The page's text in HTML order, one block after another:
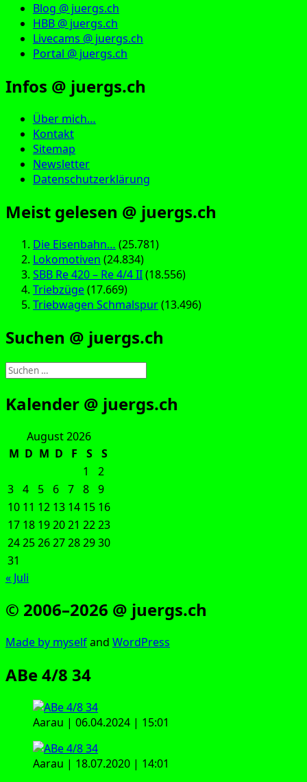
Blog @ juergs.ch
HBB @ juergs.ch
Livecams @ juergs.ch
Portal @ juergs.ch
Infos @ juergs.ch
Über mich…
Kontakt
Sitemap
Newsletter
Datenschutzerklärung
Meist gelesen @ juergs.ch
Die Eisenbahn… (25.781)
Lokomotiven (24.834)
SBB Re 420 – Re 4/4 II(18.556)
Triebzüge(17.669)
Triebwagen Schmalspur(13.496)
Suchen @ juergs.ch
Suchen
nach:
Kalender @ juergs.ch
August 2026
M D M D F S
S
1
2
3 4 5 6 7 8 9
10 11 12 13 14 15 16
17 18 192021 2223
24252627282930
31
« Juli
© 2006–2026 @ juergs.ch
Made by mys­elfand Word­Press
ABe 4/8 34
Aar­au | 06.04.2024 | 15:01
Aar­au | 18.07.2020 | 14:01